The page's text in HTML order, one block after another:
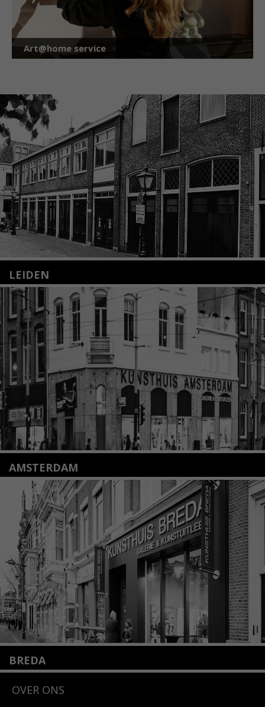
Art@home service
LEIDEN
Nieuwstraat 35
2312 KA Leiden
+31(0)71 – 52 84 480
info@kunsthuisleiden.nl
Lees meer
AMSTERDAM
Amstelveenseweg 135
1075 VX Amsterdam
+31 (0)20 2332546
info@kunsthuisamsterdam.nl
Lees meer
BREDA
4818 SB Breda
OVER ONS